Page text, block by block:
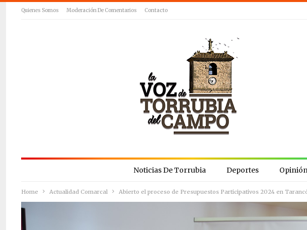
Quienes Somos Moderación De Comentarios Contacto
Noticias De Torrubia Deportes
Home Actualidad Comarcal Abierto el proceso de Presupuestos Participativos 2024 en